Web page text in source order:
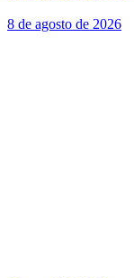
8 de agosto de 2026